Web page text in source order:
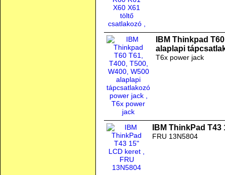
IBM Thinkpad
alaplapi
T6x power jack
IBM ThinkPad
FRU 13N5804